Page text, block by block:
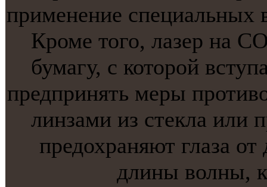
применение специальных
Кроме того, лазер на
бумагу, с которой
предпринять меры
линзами из стекла или
предохраняют глаза
длины волны,